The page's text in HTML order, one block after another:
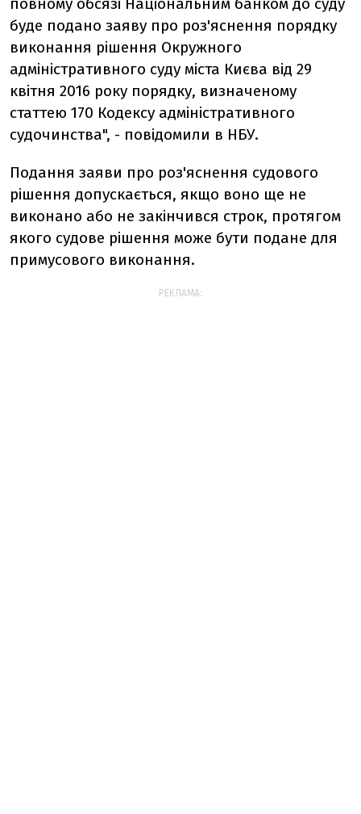
буде подано заяву про роз'яснення порядку
виконання рішення Окружного
адміністративного суду міста Києва від 29
квітня 2016 року порядку, визначеному
статтею 170 Кодексу адміністративного
судочинства", - повідомили в НБУ.
Подання заяви про роз'яснення судового
рішення допускається, якщо воно ще не
виконано або не закінчився строк, протягом
якого судове рішення може бути подане для
примусового виконання.
РЕКЛАМА: